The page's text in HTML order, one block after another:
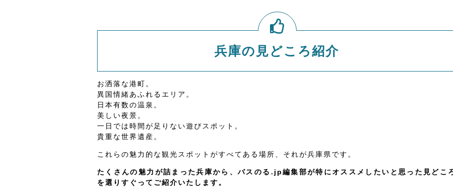
兵庫の見どころ紹介
お洒落な港町。
異国情緒あふれるエリア。
日本有数の温泉。
美しい夜景。
一日では時間が足りない遊びスポット。
貴重な世界遺産。
これらの魅力的な観光スポットがすべてある場所、それが兵庫県です。
たくさんの魅力が詰まった兵庫から、バスのる.jp編集部が特にオススメしたいと思った見どこ
を選りすぐってご紹介いたします。